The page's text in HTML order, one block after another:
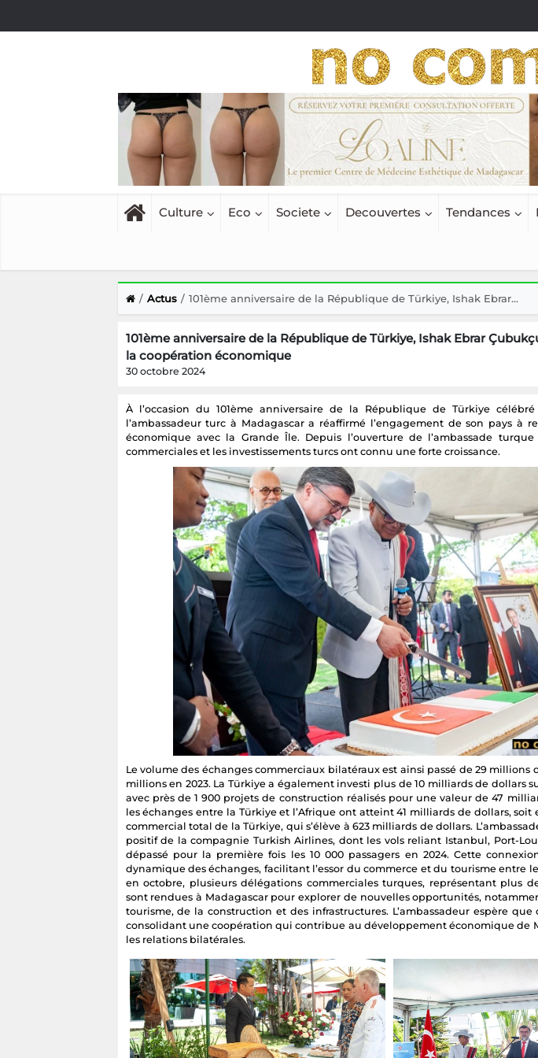
Culture Eco Societe Decouvertes Tendances
Actus 101ème anniversaire de la République de Türkiye, Ishak Ebrar...
101ème anniversaire de la République de Türkiye, Ishak Ebrar
la coopération économique
30 octobre 2024
À l’occasion du 101ème anniversaire de la République de Türkiye
l’ambassadeur turc à Madagascar a réaffirmé l’engagement de son pays à
économique avec la Grande Île. Depuis l’ouverture de l’ambassade
commerciales et les investissements turcs ont connu une forte croissance.
Le volume des échanges commerciaux bilatéraux est ainsi passé de 29 millions
millions en 2023. La Türkiye a également investi plus de 10 milliards de dollars
avec près de 1 900 projets de construction réalisés pour une valeur de 47
les échanges entre la Türkiye et l’Afrique ont atteint 41 milliards de dollars, soit
commercial total de la Türkiye, qui s’élève à 623 milliards de dollars.
positif de la compagnie Turkish Airlines, dont les vols reliant Istanbul, Port-
dépassé pour la première fois les 10 000 passagers en 2024. Cette
dynamique des échanges, facilitant l’essor du commerce et du tourisme entre
en octobre, plusieurs délégations commerciales turques, représentant plus
sont rendues à Madagascar pour explorer de nouvelles opportunités,
tourisme, de la construction et des infrastructures. L’ambassadeur espère que
consolidant une coopération qui contribue au développement économique de
les relations bilatérales.